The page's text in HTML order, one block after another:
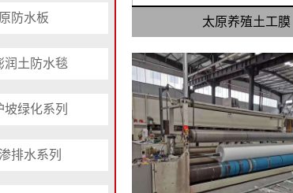
防水板
润土防水毯
坡绿化系列
排水系列
太原养殖土工膜